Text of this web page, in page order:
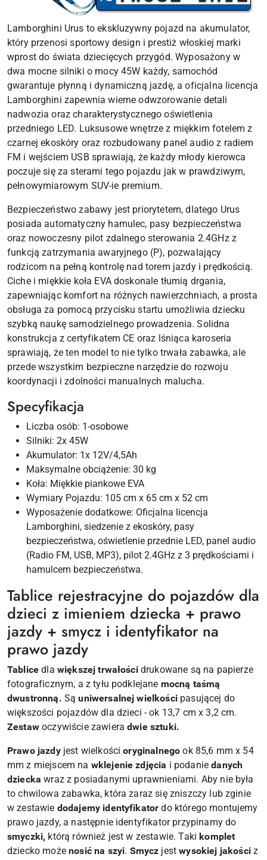
Lamborghini Urus to ekskluzywny pojazd na akumulator,
który przenosi sportowy design i prestiż włoskiej marki
wprost do świata dziecięcych przygód. Wyposażony w
dwa mocne silniki o mocy 45W każdy, samochód
gwarantuje płynną i dynamiczną jazdę, a oficjalna licencja
Lamborghini zapewnia wierne odwzorowanie detali
nadwozia oraz charakterystycznego oświetlenia
przedniego LED. Luksusowe wnętrze z miękkim fotelem z
czarnej ekoskóry oraz rozbudowany panel audio z radiem
FM i wejściem USB sprawiają, że każdy młody kierowca
poczuje się za sterami tego pojazdu jak w prawdziwym,
pełnowymiarowym SUV-ie premium.
Bezpieczeństwo zabawy jest priorytetem, dlatego Urus
posiada automatyczny hamulec, pasy bezpieczeństwa
oraz nowoczesny pilot zdalnego sterowania 2.4GHz z
funkcją zatrzymania awaryjnego (P), pozwalający
rodzicom na pełną kontrolę nad torem jazdy i prędkością.
Ciche i miękkie koła EVA doskonale tłumią drgania,
zapewniając komfort na różnych nawierzchniach, a prosta
obsługa za pomocą przycisku startu umożliwia dziecku
szybką naukę samodzielnego prowadzenia. Solidna
konstrukcja z certyfikatem CE oraz lśniąca karoseria
sprawiają, że ten model to nie tylko trwała zabawka, ale
przede wszystkim bezpieczne narzędzie do rozwoju
koordynacji i zdolności manualnych malucha.
Specyfikacja
Liczba osób: 1-osobowe
Silniki: 2x 45W
Akumulator: 1x 12V/4,5Ah
Maksymalne obciążenie: 30 kg
Koła: Miękkie piankowe EVA
Wymiary Pojazdu: 105 cm x 65 cm x 52 cm
Wyposażenie dodatkowe: Oficjalna licencja
Lamborghini, siedzenie z ekoskóry, pasy
bezpieczeństwa, oświetlenie przednie LED, panel audio
(Radio FM, USB, MP3), pilot 2.4GHz z 3 prędkościami i
hamulcem bezpieczeństwa.
Tablice rejestracyjne do pojazdów dla
dzieci z imieniem dziecka + prawo
jazdy + smycz i identyfikator na
prawo jazdy
Tablice dla większej trwałościdrukowane są na papierze
fotograficznym, a z tyłu podklejane mocną taśmą
dwustronną. Sąuniwersalnej wielkościpasującej do
większości pojazdów dla dzieci - ok 13,7 cm x 3,2 cm.
Zestawoczywiście zawieradwie sztuki.
Prawo jazdyjest wielkościoryginalnego ok 85,6 mm x 54
mm z miejscem na wklejenie zdjęcia i podaniedanych
dziecka wraz z posiadanymi uprawnieniami. Aby nie była
to chwilowa zabawka, która zaraz się zniszczy lub zginie
w zestawie dodajemy identyfikator do którego montujemy
prawo jazdy, a następnie identyfikator przypinamy do
smyczki, którą również jest w zestawie. Takikomplet
dziecko możenosić na szyi. Smycz jestwysokiej jakościz